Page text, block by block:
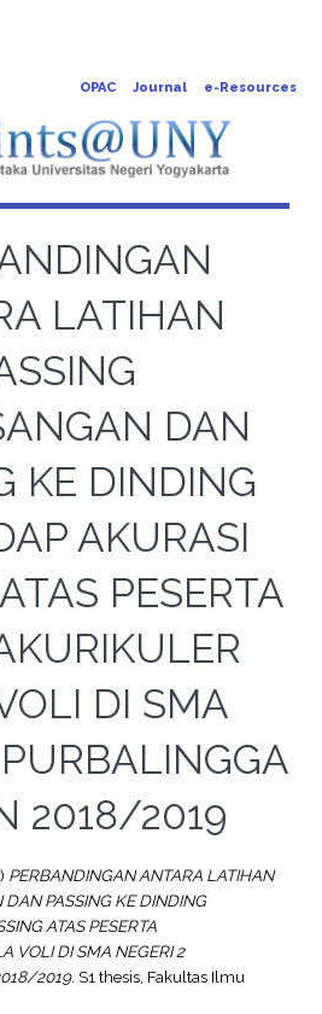
OPAC Journal e-Resources
LATIHAN
DAN
KE DINDING
AKURASI
PESERTA
DI SMA
2018/2019
PERBANDINGAN ANTARA LATIHAN
DAN PASSING KE DINDING
ATAS PESERTA
VOLI DI SMA NEGERI 2
2019. S1 thesis, Fakultas Ilmu